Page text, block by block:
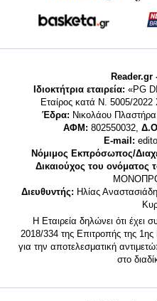
Reader.gr
Ιδιοκτήτρια εταιρεία: «PG
Εταίρος κατά Ν. 5005/
Έδρα: Νικολάου Πλαστήρα
ΑΦΜ: 802550032,
E-mail:
Νόμιμος Εκπρόσωπος/
Δικαιούχος του ονόματος
Διευθυντής: Ηλίας
Η Εταιρεία δηλώνει ότι
2018/334 της Επιτροπής της
για την αποτελεσματική
στο